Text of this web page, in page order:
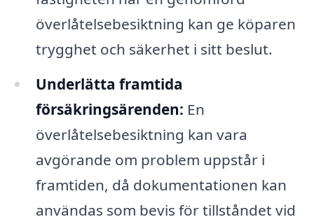
överlåtelsebesiktning kan ge köparen
trygghet och säkerhet i sitt beslut.
Underlätta framtida
försäkringsärenden: En
överlåtelsebesiktning kan vara
avgörande om problem uppstår i
framtiden, då dokumentationen kan
användas som bevis för tillståndet vid